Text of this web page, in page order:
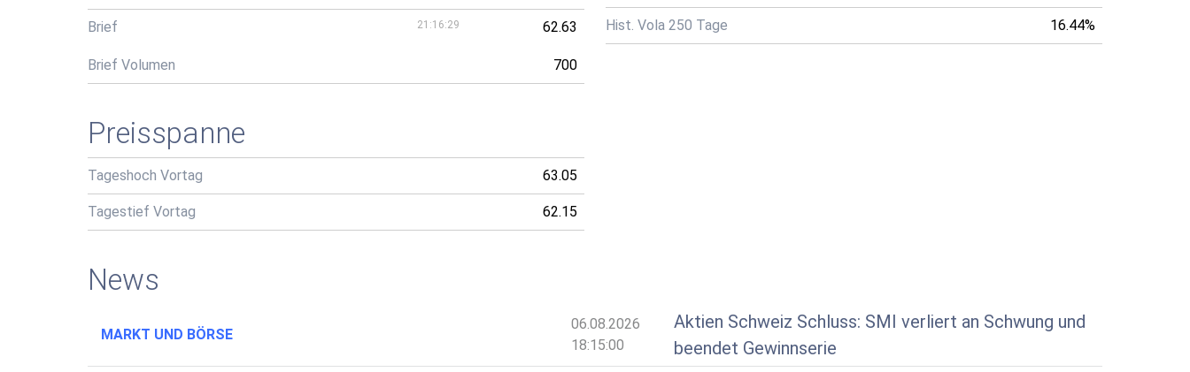
Brief 21:16:29 62.63
Brief Volumen 700
Hist. Vola 250 Tage 16.44%
Preisspanne
Tageshoch Vortag 63.05
Tagestief Vortag 62.15
News
MARKT UND BÖRSE
06.08.2026
18:15:00
Aktien Schweiz Schluss: SMI verliert an Schwung und
beendet Gewinnserie